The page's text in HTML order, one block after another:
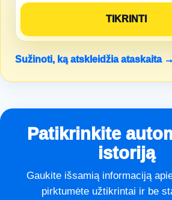
Sužinoti, ką atskleidžia ataskaita →
Patikrinkite
istoriją
Gaukite išsamią informaciją
pirktumėte užtikrintai ir be